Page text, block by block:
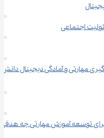
اجتماعی
مهارتی و آمادگی دیجیتال دانش
برای توسعه آموزش مهارتی چه هدفی